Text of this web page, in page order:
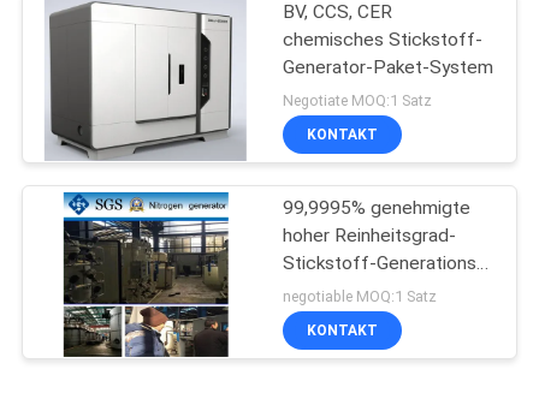
BV, CCS, CER
chemisches Stickstoff-
Generator-Paket-System
Negotiate MOQ:1 Satz
KONTAKT
99,9995% genehmigte
hoher Reinheitsgrad-
Stickstoff-Generations-
Einheit mit SGS/CCS
negotiable MOQ:1 Satz
KONTAKT